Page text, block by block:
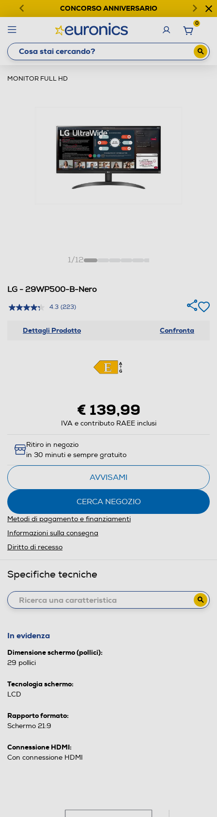
CONCORSO ANNIVERSARIO
0
MONITOR FULL HD
1/12
LG - 29WP500-B-Nero
4.3 (223)
Dettagli Prodotto Confronta
€ 139,99
IVA e contributo RAEE inclusi
Ritiro in negozio
in 30 minuti e sempre gratuito
AVVISAMI
CERCA NEGOZIO
Metodi di pagamento e finanziamenti
Informazioni sulla consegna
Diritto di recesso
Specifiche tecniche
In evidenza
Dimensione schermo (pollici):
29 pollici
Tecnologia schermo:
LCD
Rapporto formato:
Schermo 21:9
Connessione HDMI:
Con connessione HDMI